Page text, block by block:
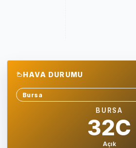
HAVA DURUMU
Sehir sec
BURSA
32C
Açık